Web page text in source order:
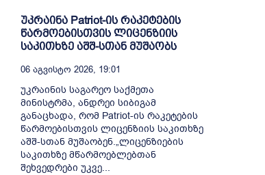
უკრაინა Patriot-ის რაკეტების
წარმოებისთვის ლიცენზიის
საკითხზე აშშ-სთან მუშაობს
06 Აგვისტო 2026, 19:01
უკრაინის საგარეო საქმეთა
მინისტრმა, ანდრეი სიბიგამ
განაცხადა, რომ Patriot-ის რაკეტების
წარმოებისთვის ლიცენზიის საკითხზე
აშშ-სთან მუშაობენ.„ლიცენზიების
საკითხზე მწარმოებლებთან
შეხვედრები უკვე...